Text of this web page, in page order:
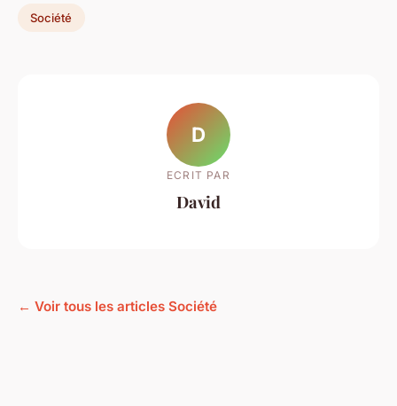
Société
D
ECRIT PAR
David
← Voir tous les articles Société